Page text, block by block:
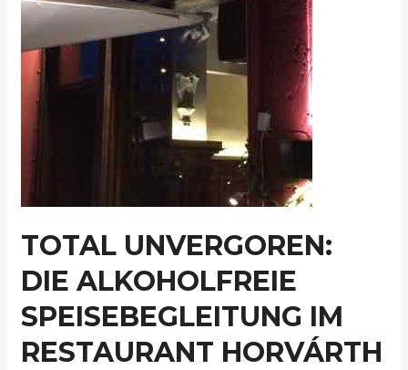
TOTAL UNVERGOREN:
DIE ALKOHOLFREIE
SPEISEBEGLEITUNG IM
RESTAURANT HORVÁRTH